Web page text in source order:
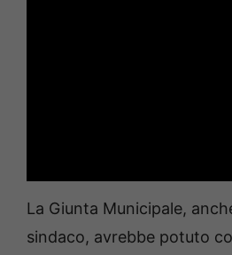
La Giunta Municipale,
sindaco, avrebbe potuto